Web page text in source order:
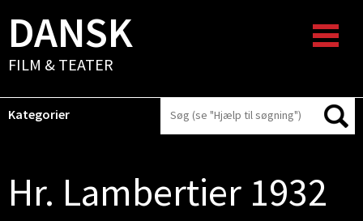
DANSK
FILM & TEATER
Kategorier
Hr. Lambertier 1932